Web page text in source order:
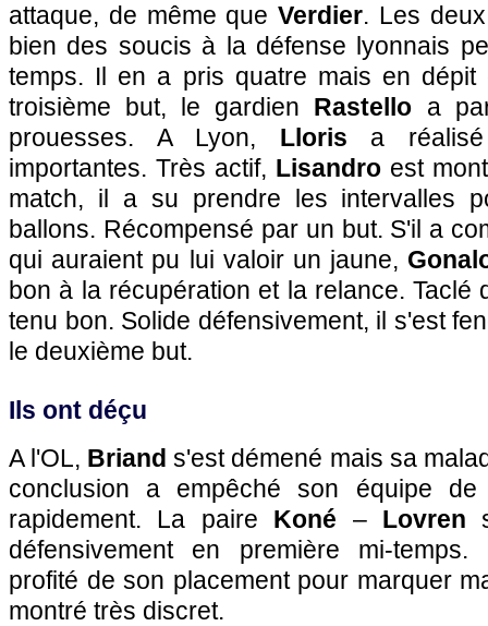
attaque, de même queVerdier. Les
bien des soucis à la défense lyonnais
temps. Il en a pris quatre mais en
troisième but, le gardien Rastello a
prouesses. A Lyon, Lloris a réalisé
importantes. Très actif, Lisandro est
match, il a su prendre les intervalles
ballons. Récompensé par un but. S'il a
qui auraient pu lui valoir un jaune,
bon à la récupération et la relance. Taclé
tenu bon. Solide défensivement, il s'est
le deuxième but.
Ils ont déçu
A l'OL, Briands'est démené mais sa
conclusion a empêché son équipe
rapidement. La paire Koné – Lovren
défensivement en première mi-temps.
profité de son placement pour marquer
montré très discret.